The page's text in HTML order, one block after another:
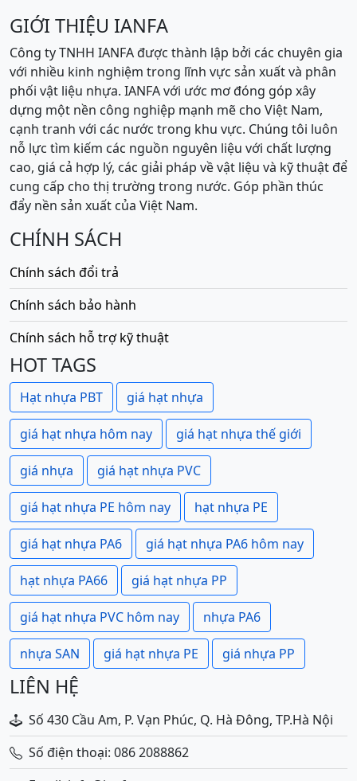
GIỚI THIỆU IANFA
Công ty TNHH IANFA được thành lập bởi các chuyên gia
với nhiều kinh nghiệm trong lĩnh vực sản xuất và phân
phối vật liệu nhựa. IANFA với ước mơ đóng góp xây
dựng một nền công nghiệp mạnh mẽ cho Việt Nam,
cạnh tranh với các nước trong khu vực. Chúng tôi luôn
nỗ lực tìm kiếm các nguồn nguyên liệu với chất lượng
cao, giá cả hợp lý, các giải pháp về vật liệu và kỹ thuật để
cung cấp cho thị trường trong nước. Góp phần thúc
đẩy nền sản xuất của Việt Nam.
CHÍNH SÁCH
Chính sách đổi trả
Chính sách bảo hành
Chính sách hỗ trợ kỹ thuật
HOT TAGS
Hạt nhựa PBT giá hạt nhựa
giá hạt nhựa hôm nay giá hạt nhựa thế giới
giá nhựa giá hạt nhựa PVC
giá hạt nhựa PE hôm nay hạt nhựa PE
giá hạt nhựa PA6 giá hạt nhựa PA6 hôm nay
hạt nhựa PA66 giá hạt nhựa PP
giá hạt nhựa PVC hôm nay nhựa PA6
nhựa SAN giá hạt nhựa PE giá nhựa PP
LIÊN HỆ
Số 430 Cầu Am, P. Vạn Phúc, Q. Hà Đông, TP.Hà Nội
Số điện thoại: 086 2088862